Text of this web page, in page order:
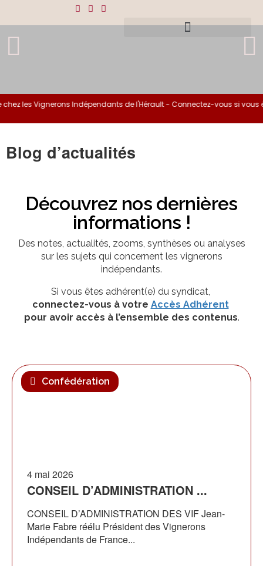
Vignerons Indépendants de l'Hérault - Connectez-vous si vous êtes
Blog d’actualités
Découvrez nos dernières
informations !
Des notes, actualités, zooms, synthèses ou analyses
sur les sujets qui concernent les vignerons
indépendants.
Si vous êtes adhérent(e) du syndicat,
connectez-vous à votre Accès Adhérent
pour avoir accès à l’ensemble des contenus.
Confédération
4 mai 2026
CONSEIL D’ADMINISTRATION ...
CONSEIL D’ADMINISTRATION DES VIF Jean-
Marie Fabre réélu Président des Vignerons
Indépendants de France...